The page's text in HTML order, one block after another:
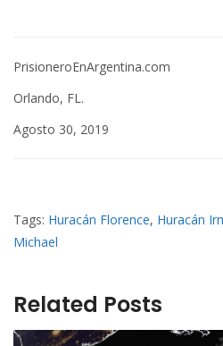
PrisioneroEnArgentina.com
Orlando, FL.
Agosto 30, 2019
Tags: Huracán Florence, Huracán
Michael
Related Posts